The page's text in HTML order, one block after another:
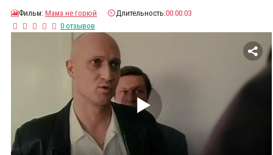
🎦Фильм: Мама не горюй ⏲️Длительность:00:00:03
0 отзывов